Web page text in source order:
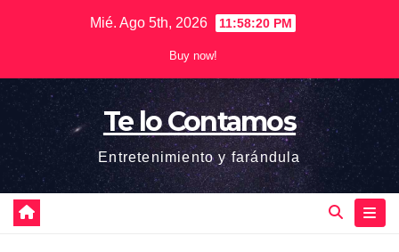
Mié. Ago 5th, 2026 11:58:21 PM
Buy now!
Te lo Contamos
Entretenimiento y farándula